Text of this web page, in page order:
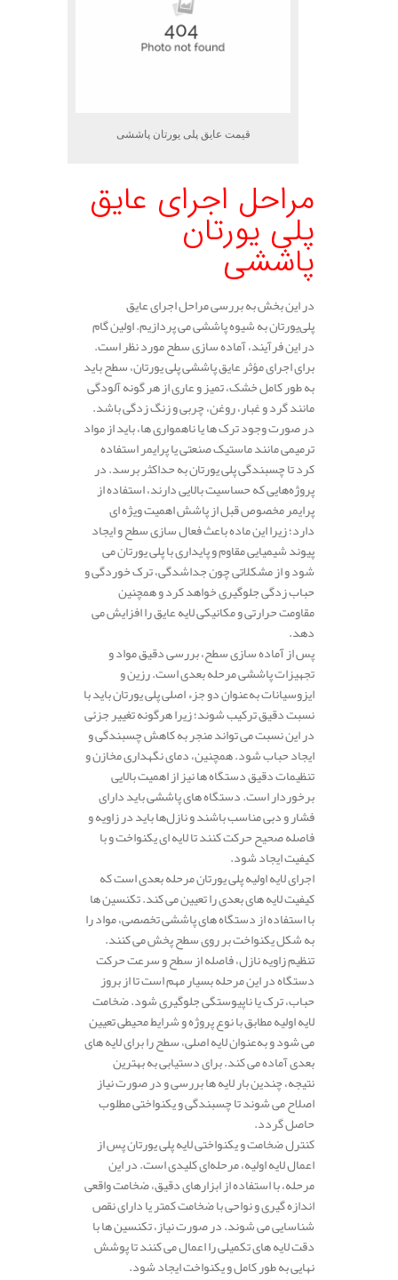
قیمت عایق پلی یورتان پاششی
مراحل اجرای عایق
پلی یورتان
پاششی
در این بخش به بررسی مراحل اجرای عایق
پلی‌یورتان به شیوه پاششی می‌ پردازیم. اولین گام
در این فرآیند، آماده‌ سازی سطح مورد نظر است.
برای اجرای مؤثر عایق پاششی پلی‌ یورتان، سطح باید
به‌ طور کامل خشک، تمیز و عاری از هر گونه آلودگی
مانند گرد و غبار، روغن، چربی و زنگ‌ زدگی باشد.
در صورت وجود ترک‌ ها یا ناهمواری‌ ها، باید از مواد
ترمیمی مانند ماستیک صنعتی یا پرایمر استفاده
کرد تا چسبندگی پلی‌ یورتان به حداکثر برسد. در
پروژه‌هایی که حساسیت بالایی دارند، استفاده از
پرایمر مخصوص قبل از پاشش اهمیت ویژه‌ ای
دارد؛ زیرا این ماده باعث فعال‌ سازی سطح و ایجاد
پیوند شیمیایی مقاوم و پایداری با پلی‌ یورتان می‌
شود و از مشکلاتی چون جداشدگی، ترک‌ خوردگی و
حباب‌ زدگی جلوگیری خواهد کرد و همچنین
مقاومت حرارتی و مکانیکی لایه عایق را افزایش می‌
دهد.
پس از آماده‌ سازی سطح، بررسی دقیق مواد و
تجهیزات پاششی مرحله بعدی است. رزین و
ایزوسیانات به‌عنوان دو جزء اصلی پلی‌ یورتان باید با
نسبت دقیق ترکیب شوند؛ زیرا هرگونه تغییر جزئی
در این نسبت می‌ تواند منجر به کاهش چسبندگی و
ایجاد حباب شود. همچنین، دمای نگهداری مخازن و
تنظیمات دقیق دستگاه‌ ها نیز از اهمیت بالایی
برخوردار است. دستگاه‌ های پاششی باید دارای
فشار و دبی مناسب باشند و نازل‌ها باید در زاویه و
فاصله صحیح حرکت کنند تا لایه‌ ای یکنواخت و با
کیفیت ایجاد شود.
اجرای لایه اولیه پلی‌ یورتان مرحله بعدی است که
کیفیت لایه‌ های بعدی را تعیین می‌ کند. تکنسین‌ ها
با استفاده از دستگاه‌ های پاششی تخصصی، مواد را
به شکل یکنواخت بر روی سطح پخش می‌ کنند.
تنظیم زاویه نازل، فاصله از سطح و سرعت حرکت
دستگاه در این مرحله بسیار مهم است تا از بروز
حباب، ترک یا ناپیوستگی جلوگیری شود. ضخامت
لایه اولیه مطابق با نوع پروژه و شرایط محیطی تعیین
می‌ شود و به‌عنوان لایه اصلی، سطح را برای لایه‌ های
بعدی آماده می‌ کند. برای دستیابی به بهترین
نتیجه، چندین بار لایه‌ ها بررسی و در صورت نیاز
اصلاح می‌ شوند تا چسبندگی و یکنواختی مطلوب
حاصل گردد.
کنترل ضخامت و یکنواختی لایه پلی‌ یورتان پس از
اعمال لایه اولیه، مرحله‌ای کلیدی است. در این
مرحله، با استفاده از ابزارهای دقیق، ضخامت واقعی
اندازه‌ گیری و نواحی با ضخامت کمتر یا دارای نقص
شناسایی می‌ شوند. در صورت نیاز، تکنسین‌ ها با
دقت لایه‌ های تکمیلی را اعمال می‌ کنند تا پوشش
نهایی به‌ طور کامل و یکنواخت ایجاد شود.